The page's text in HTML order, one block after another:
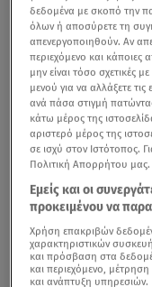
δεδομένα με σκοπό την
όλων ή αποσύρετε τη
απενεργοποιηθούν. Αν
περιεχόμενο και κάποιες
μην είναι τόσο σχετικές
μενού για να αλλάξετε
ανά πάσα στιγμή
κάτω μέρος της
αριστερό μέρος της
σε ισχύ στον Ιστότοπος.
Πολιτική Απορρήτου μας.
Εμείς και οι
προκειμένου να
Χρήση επακριβών
χαρακτηριστικών
και πρόσβαση στα
και περιεχόμενο,
και ανάπτυξη υπηρεσιών.